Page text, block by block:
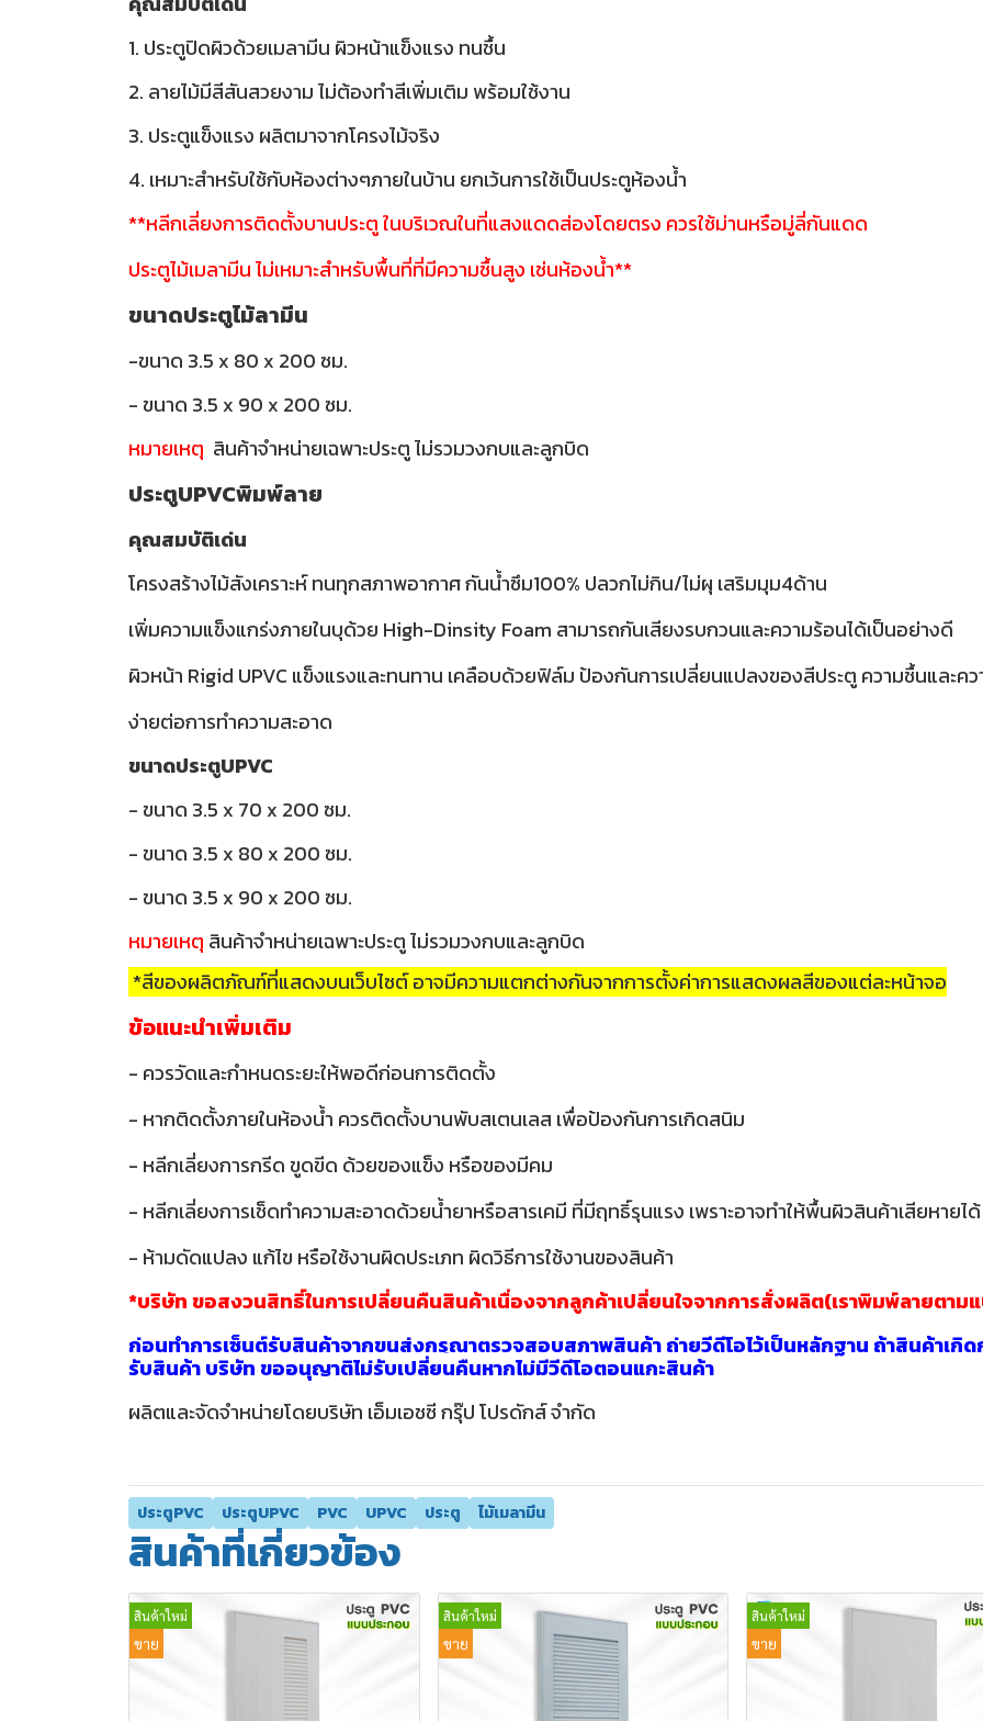
1. ประตูปิดผิวด้วยเมลามีน ผิวหน้าแข็งแรง ทนชื้น
2. ลายไม้มีสีสันสวยงาม ไม่ต้องทำสีเพิ่มเติม พร้อมใช้งาน
3. ประตูแข็งแรง ผลิตมาจากโครงไม้จริง
4. เหมาะสำหรับใช้กับห้องต่างๆภายในบ้าน ยกเว้นการใช้เป็นประตูห้องน้ำ
**หลีกเลี่ยงการติดตั้งบานประตู ในบริเวณในที่แสงแดดส่องโดยตรง ควรใช้ม่านหรือมู่ลี่กันแดด
ประตูไม้เมลามีน ไม่เหมาะสำหรับพื้นที่ที่มีความชื้นสูง เช่นห้องน้ำ**
ขนาดประตูไม้ลามีน
-ขนาด 3.5 x 80 x 200 ซม.
- ขนาด 3.5 x 90 x 200 ซม.
หมายเหตุ สินค้าจำหน่ายเฉพาะประตู ไม่รวมวงกบและลูกบิด
ประตูUPVCพิมพ์ลาย
คุณสมบัติเด่น
โครงสร้างไม้สังเคราะห์ ทนทุกสภาพอากาศ กันน้ำซึม100% ปลวกไม่กิน/ไม่ผุ เสริมมุม4ด้าน
เพิ่มความแข็งแกร่งภายในบุด้วย High-Dinsity Foam สามารถกันเสียงรบกวนและความร้อนได้เป็นอย่างดี
ผิวหน้า Rigid UPVC แข็งแรงและทนทาน เคลือบด้วยฟิล์ม ป้องกันการเปลี่ยนแปลงของสีประตู ความชื้นและค
ง่ายต่อการทำความสะอาด
ขนาดประตูUPVC
- ขนาด 3.5 x 70 x 200 ซม.
- ขนาด 3.5 x 80 x 200 ซม.
- ขนาด 3.5 x 90 x 200 ซม.
หมายเหตุ สินค้าจำหน่ายเฉพาะประตู ไม่รวมวงกบและลูกบิด
*สีของผลิตภัณฑ์ที่แสดงบนเว็บไซต์ อาจมีความแตกต่างกันจากการตั้งค่าการแสดงผลสีของแต่ละหน้าจอ
ข้อแนะนำเพิ่มเติม
- ควรวัดและกำหนดระยะให้พอดีก่อนการติดตั้ง
- หากติดตั้งภายในห้องน้ำ ควรติดตั้งบานพับสเตนเลส เพื่อป้องกันการเกิดสนิม
- หลีกเลี่ยงการกรีด ขูดขีด ด้วยของแข็ง หรือของมีคม
- หลีกเลี่ยงการเช็ดทำความสะอาดด้วยน้ำยาหรือสารเคมี ที่มีฤทธิ์รุนแรง เพราะอาจทำให้พื้นผิวสินค้าเสียหายได้
- ห้ามดัดแปลง แก้ไข หรือใช้งานผิดประเภท ผิดวิธีการใช้งานของสินค้า
*บริษัท ขอสงวนสิทธิ์ในการเปลี่ยนคืนสินค้าเนื่องจากลูกค้าเปลี่ยนใจจากการสั่งผลิต(เราพิมพ์ลายตาม
ก่อนทำการเซ็นต์รับสินค้าจากขนส่งกรุณาตรวจสอบสภาพสินค้า ถ่ายวีดีโอไว้เป็นหลักฐาน ถ้าสินค้าเกิด
รับสินค้า บริษัท ขออนุญาติไม่รับเปลี่ยนคืนหากไม่มีวีดีโอตอนแกะสินค้า
ผลิตและจัดจำหน่ายโดยบริษัท เอ็มเอชซี กรุ๊ป โปรดักส์ จำกัด
ประตูPVC ประตูUPVC PVC UPVC ประตู ไม้เมลามีน
สินค้าที่เกี่ยวข้อง
สินค้าใหม่
ขาย
สินค้าใหม่
ขาย
สินค้าใหม่
ขาย